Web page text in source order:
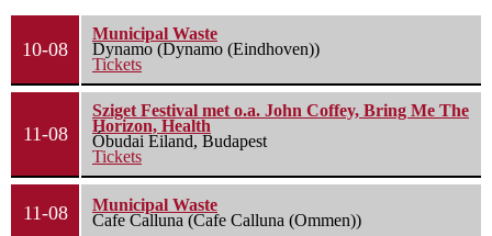
10-08
Municipal Waste
Dynamo (Dynamo (Eindhoven))
Tickets
11-08
Sziget Festival met o.a. John Coffey, Bring Me The
Horizon, Health
Óbudai Eiland, Budapest
Tickets
11-08
Municipal Waste
Cafe Calluna (Cafe Calluna (Ommen))